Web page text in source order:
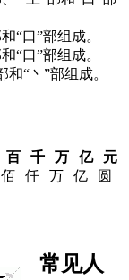
“口”部组成。
“口”部组成。
和“丶”部组成。
百 千 万 亿
元
佰 仟 万 亿 圆
常见人